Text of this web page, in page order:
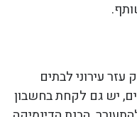
עירוני לבתים
יש גם לקחת בחשבון